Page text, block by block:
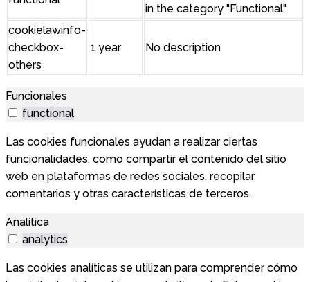
in the category "Functional".
cookielawinfo-
checkbox-
others
1 year No description
Funcionales
functional
Las cookies funcionales ayudan a realizar ciertas
funcionalidades, como compartir el contenido del sitio
web en plataformas de redes sociales, recopilar
comentarios y otras características de terceros.
Analítica
analytics
Las cookies analíticas se utilizan para comprender cómo